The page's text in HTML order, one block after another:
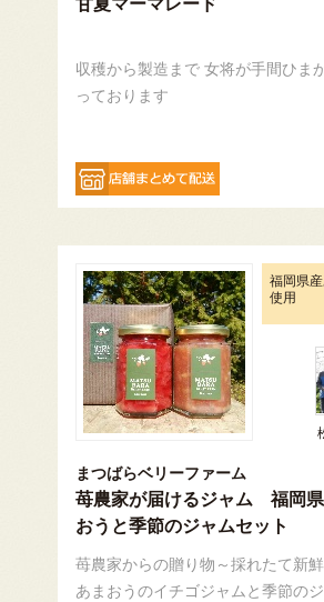
収穫から製造まで 女将が手間ひま
っております
福岡県
使用
まつばらベリーファーム
苺農家が届けるジャム 福岡
おうと季節のジャムセット
苺農家からの贈り物～採れたて新
あまおうのイチゴジャムと季節の